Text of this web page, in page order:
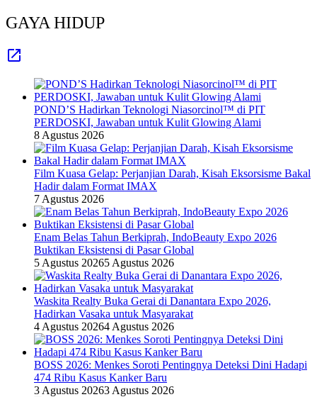
GAYA HIDUP
POND’S Hadirkan Teknologi Niasorcinol™ di PIT
PERDOSKI, Jawaban untuk Kulit Glowing Alami
8 Agustus 2026
Film Kuasa Gelap: Perjanjian Darah, Kisah Eksorsisme Bakal
Hadir dalam Format IMAX
7 Agustus 2026
Enam Belas Tahun Berkiprah, IndoBeauty Expo 2026
Buktikan Eksistensi di Pasar Global
5 Agustus 20265 Agustus 2026
Waskita Realty Buka Gerai di Danantara Expo 2026,
Hadirkan Vasaka untuk Masyarakat
4 Agustus 20264 Agustus 2026
BOSS 2026: Menkes Soroti Pentingnya Deteksi Dini Hadapi
474 Ribu Kasus Kanker Baru
3 Agustus 20263 Agustus 2026